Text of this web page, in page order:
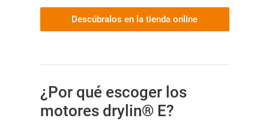
Descúbralos en la tienda online
¿Por qué escoger los
motores drylin® E?